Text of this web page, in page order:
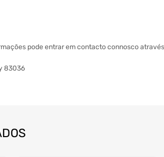
pode entrar em contacto connosco
83036